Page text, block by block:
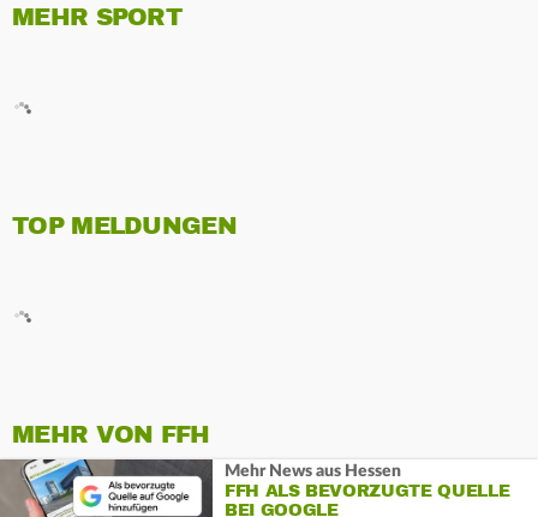
MEHR SPORT
TOP MELDUNGEN
MEHR VON FFH
Mehr News aus Hessen
FFH ALS BEVORZUGTE QUELLE
BEI GOOGLE